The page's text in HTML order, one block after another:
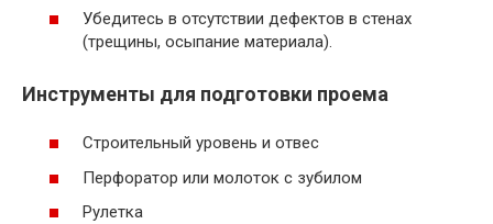
Убедитесь в отсутствии дефектов в стенах
(трещины, осыпание материала).
Инструменты для подготовки проема
Строительный уровень и отвес
Перфоратор или молоток с зубилом
Рулетка